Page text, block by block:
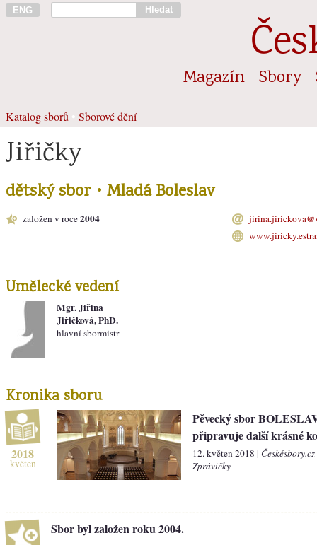
ENG Hledat
Magazín Sbory
Katalog sborů Sborové dění
Jiřičky
dětský sbor • Mladá Boleslav
založen v roce2004
Umělecké vedení
Mgr. Jiřina
Jiřičková, PhD.
hlavní sbormistr
Kronika sboru
2018
květen
Pěvecký sbor
připravuje další krásné
12. květen 2018 |
Zprávičky
Sbor byl založen roku 2004.